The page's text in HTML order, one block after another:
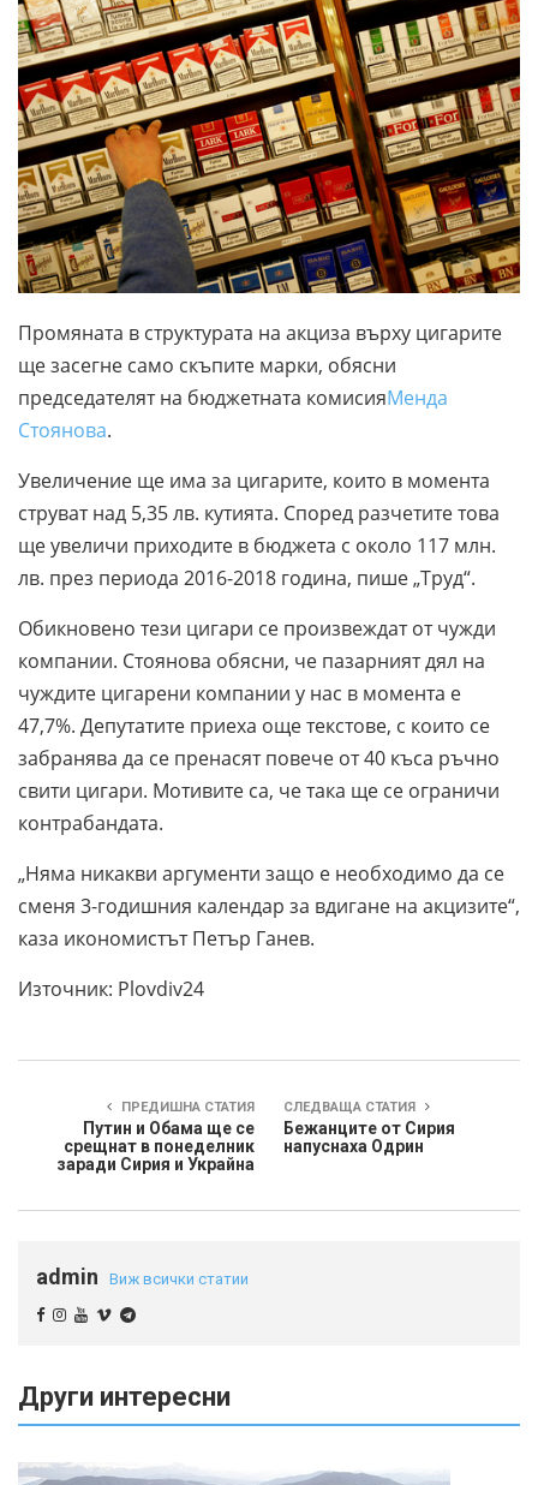
Промяната в структурата на акциза върху цигарите
ще засегне само скъпите марки, обясни
председателят на бюджетната комисияМенда
Стоянова.
Увеличение ще има за цигарите, които в момента
струват над 5,35 лв. кутията. Според разчетите това
ще увеличи приходите в бюджета с около 117 млн.
лв. през периода 2016-2018 година, пише „Труд“.
Обикновено тези цигари се произвеждат от чужди
компании. Стоянова обясни, че пазарният дял на
чуждите цигарени компании у нас в момента е
47,7%. Депутатите приеха още текстове, с които се
забранява да се пренасят повече от 40 къса ръчно
свити цигари. Мотивите са, че така ще се ограничи
контрабандата.
„Няма никакви аргументи защо е необходимо да се
сменя 3-годишния календар за вдигане на акцизите“,
каза икономистът Петър Ганев.
Източник: Plovdiv24
ПРЕДИШНА СТАТИЯ
Путин и Обама ще се
срещнат в понеделник
заради Сирия и Украйна
СЛЕДВАЩА СТАТИЯ
Бежанците от Сирия
напуснаха Одрин
admin Виж всички статии
Други интересни